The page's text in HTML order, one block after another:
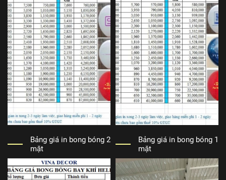
Bảng giá in bong bóng 2
mặt
Bảng giá in bong bóng 1
mặt